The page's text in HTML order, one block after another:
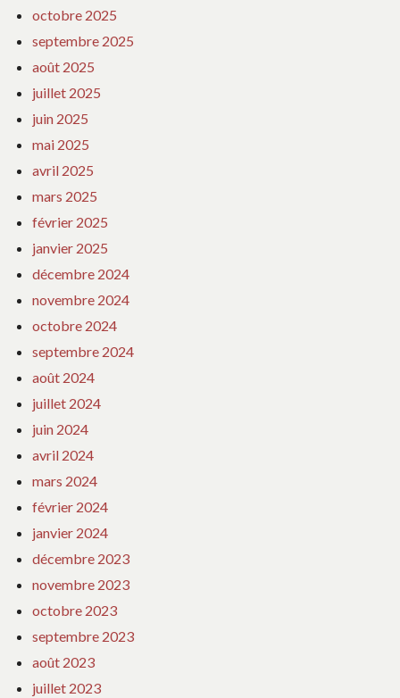
octobre 2025
septembre 2025
août 2025
juillet 2025
juin 2025
mai 2025
avril 2025
mars 2025
février 2025
janvier 2025
décembre 2024
novembre 2024
octobre 2024
septembre 2024
août 2024
juillet 2024
juin 2024
avril 2024
mars 2024
février 2024
janvier 2024
décembre 2023
novembre 2023
octobre 2023
septembre 2023
août 2023
juillet 2023